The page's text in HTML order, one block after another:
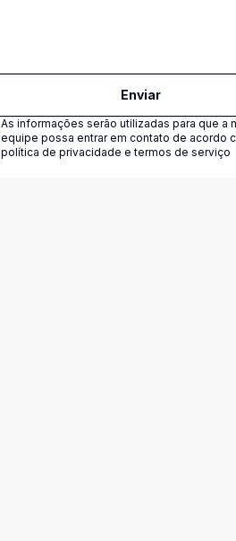
Enviar
As informações serão utilizadas para que a
equipe possa entrar em contato de acordo
política de privacidade e termos de serviço